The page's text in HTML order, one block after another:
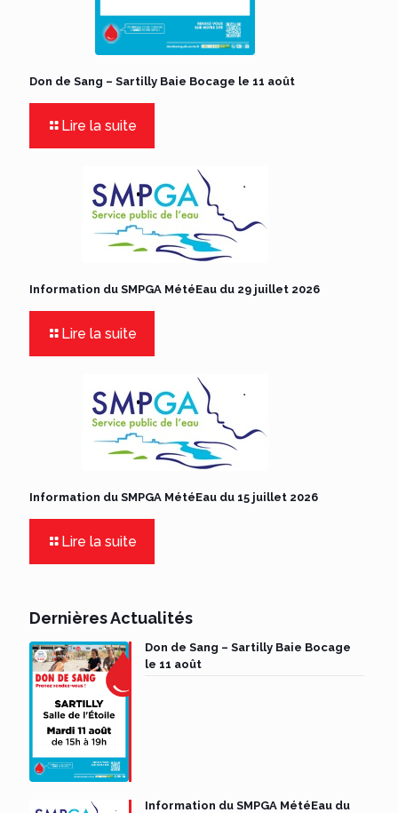
Don de Sang – Sartilly Baie Bocage le 11 août
Lire la suite
Information du SMPGA MétéEau du 29 juillet 2026
Lire la suite
Information du SMPGA MétéEau du 15 juillet 2026
Lire la suite
Dernières Actualités
Don de Sang – Sartilly Baie Bocage
le 11 août
Information du SMPGA MétéEau du